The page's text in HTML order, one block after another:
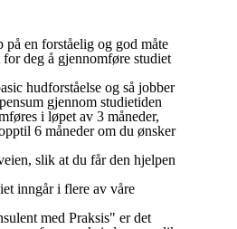
på en forståelig og god måte
deg å gjennomføre studiet
hudforståelse og så jobber
gjennom studietiden
i løpet av 3 måneder,
6 måneder om du ønsker
slik at du får den hjelpen
inngår i flere av våre
med Praksis" er det